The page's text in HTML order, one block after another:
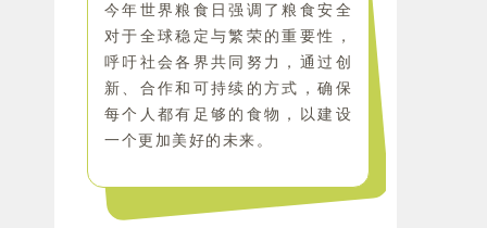
今年世界粮食日强调了粮食安全
对于全球稳定与繁荣的重要性，
呼吁社会各界共同努力，通过创
新、合作和可持续的方式，确保
每个人都有足够的食物，以建设
一个更加美好的未来。